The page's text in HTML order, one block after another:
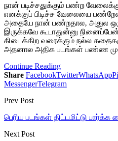
நான் படிச்சதுக்கும் பண்ற
எனக்குப் பிடிச்ச வேலையை
அதையே நான் பண்றதால, அதுல
இருக்கவே கூடாதுன்னு
கிடைக்கிற வரைக்கும் நல்ல
அதனால அதிக படங்கள் பண்ண
Continue Reading
Share FacebookTwitterWhatsApp
MessengerTelegram
Prev Post
பெரிய படங்கள் திட்டமிட்டு பார்க்க
Next Post